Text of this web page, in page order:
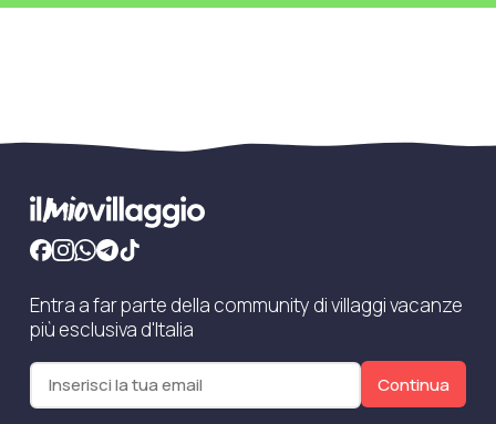
Entra a far parte della community di villaggi vacanze
più esclusiva d'Italia
Continua